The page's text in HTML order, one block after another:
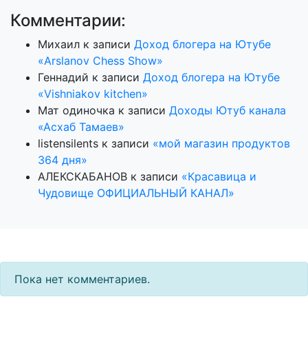
Комментарии:
Михаил к записи Доход блогера на Ютубе
«Arslanov Chess Show»
Геннадий к записи Доход блогера на Ютубе
«Vishniakov kitchen»
Мат одиночка к записи Доходы Ютуб канала
«Асхаб Тамаев»
listensilents к записи «мой магазин продуктов
364 дня»
АЛЕКСКАБАНОВ к записи «Красавица и
Чудовище ОФИЦИАЛЬНЫЙ КАНАЛ»
Пока нет комментариев.